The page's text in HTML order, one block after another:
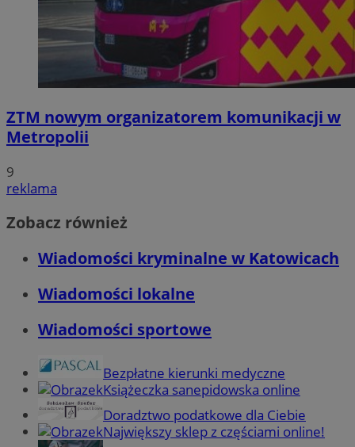
ZTM nowym organizatorem komunikacji w
Metropolii
9
reklama
Zobacz również
Wiadomości kryminalne w Katowicach
Wiadomości lokalne
Wiadomości sportowe
Bezpłatne kierunki medyczne
Książeczka sanepidowska online
Doradztwo podatkowe dla Ciebie
Największy sklep z częściami online!